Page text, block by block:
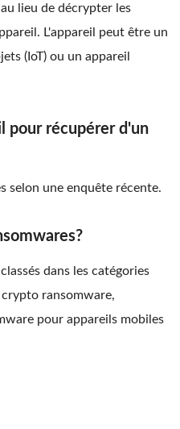
lieu de décrypter les
L'appareil peut être un
(IoT) ou un appareil
pour récupérer d'un
selon une enquête récente.
dans les catégories
ransomware,
pour appareils mobiles